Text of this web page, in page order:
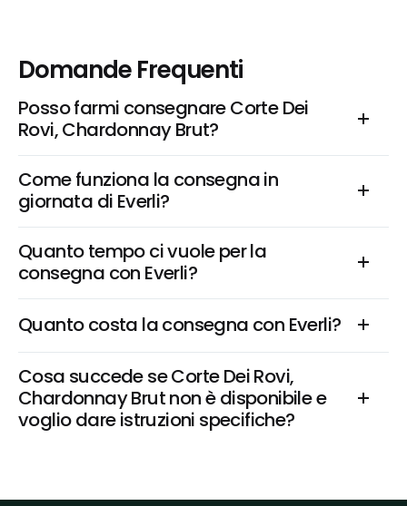
Domande Frequenti
Posso farmi consegnare Corte Dei
Rovi, Chardonnay Brut?
Come funziona la consegna in
giornata di Everli?
Quanto tempo ci vuole per la
consegna con Everli?
Quanto costa la consegna con Everli?
Cosa succede se Corte Dei Rovi,
Chardonnay Brut non è disponibile e
voglio dare istruzioni specifiche?